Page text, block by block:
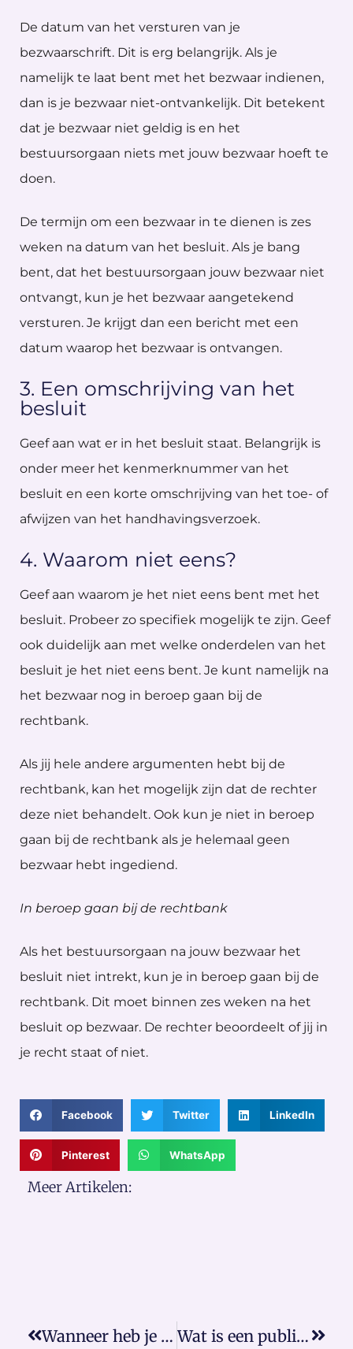
De datum van het versturen van je
bezwaarschrift. Dit is erg belangrijk. Als je
namelijk te laat bent met het bezwaar indienen,
dan is je bezwaar niet-ontvankelijk. Dit betekent
dat je bezwaar niet geldig is en het
bestuursorgaan niets met jouw bezwaar hoeft te
doen.
De termijn om een bezwaar in te dienen is zes
weken na datum van het besluit. Als je bang
bent, dat het bestuursorgaan jouw bezwaar niet
ontvangt, kun je het bezwaar aangetekend
versturen. Je krijgt dan een bericht met een
datum waarop het bezwaar is ontvangen.
3. Een omschrijving van het
besluit
Geef aan wat er in het besluit staat. Belangrijk is
onder meer het kenmerknummer van het
besluit en een korte omschrijving van het toe- of
afwijzen van het handhavingsverzoek.
4. Waarom niet eens?
Geef aan waarom je het niet eens bent met het
besluit. Probeer zo specifiek mogelijk te zijn. Geef
ook duidelijk aan met welke onderdelen van het
besluit je het niet eens bent. Je kunt namelijk na
het bezwaar nog in beroep gaan bij de
rechtbank.
Als jij hele andere argumenten hebt bij de
rechtbank, kan het mogelijk zijn dat de rechter
deze niet behandelt. Ook kun je niet in beroep
gaan bij de rechtbank als je helemaal geen
bezwaar hebt ingediend.
In beroep gaan bij de rechtbank
Als het bestuursorgaan na jouw bezwaar het
besluit niet intrekt, kun je in beroep gaan bij de
rechtbank. Dit moet binnen zes weken na het
besluit op bezwaar. De rechter beoordeelt of jij in
je recht staat of niet.
Facebook Twitter LinkedIn
Pinterest WhatsApp
Meer Artikelen:
Wanneer heb je ontslagbescherming? Wat is een publiekrechtelijke rechtshandeling?